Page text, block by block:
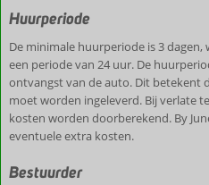
Huurperiode
De minimale huurperiode is 3
een periode van 24 uur. De
ontvangst van de auto. Dit betekent
moet worden ingeleverd. Bij verlate
kosten worden doorberekend. By
eventuele extra kosten.
Bestuurder